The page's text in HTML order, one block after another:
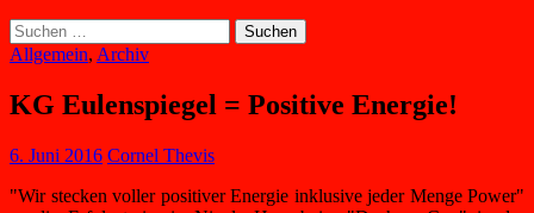
Suchen
nach:
Allgemein, Archiv
KG Eulenspiegel = Positive Energie!
6. Juni 2016 Cornel Thevis
"Wir stecken voller positiver Energie inklusive jeder Menge Power"